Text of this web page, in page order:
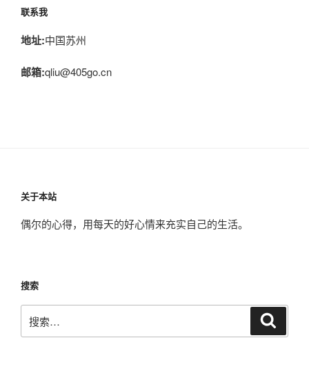
联系我
地址:中国苏州
邮箱:qliu@405go.cn
关于本站
偶尔的心得，用每天的好心情来充实自己的生活。
搜索
搜
索：